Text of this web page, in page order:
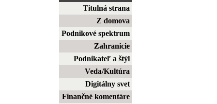
Titulná strana
Z domova
Podnikové spektrum
Zahranicie
Podnikateľ a štýl
Veda/Kultúra
Digitálny svet
Finančné komentáre